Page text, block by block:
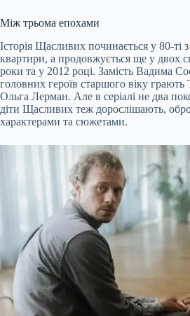
Між трьома епохами
Історія Щасливих починається у 80-ті
квартири, а продовжується ще у двох
роки та у 2012 році. Замість Вадима
головних героїв старшого віку
Ольга Лерман. Але в серіалі не два
діти Щасливих теж дорослішають,
характерами та сюжетами.